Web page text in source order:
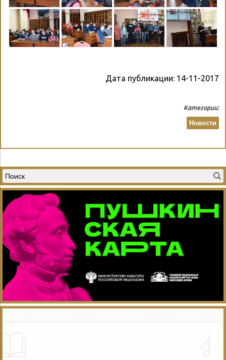
Дата публикации: 14-11-2017
Категории:
Новости